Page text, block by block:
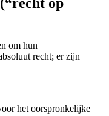
om hun
recht; er zijn
het oorspronkelijke